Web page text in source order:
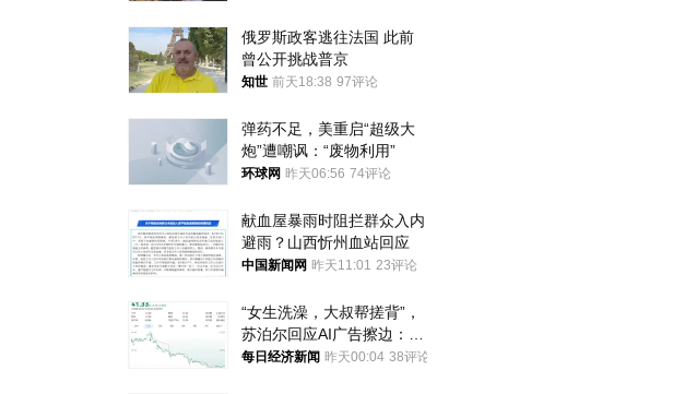
俄罗斯政客逃往法国 此前
曾公开挑战普京
知世 前天18:38 97评论
弹药不足，美重启“超级大
炮”遭嘲讽：“废物利用”
环球网 昨天06:56 74评论
献血屋暴雨时阻拦群众入内
避雨？山西忻州血站回应
中国新闻网 昨天11:01 23评论
“女生洗澡，大叔帮搓背”，
苏泊尔回应AI广告擦边：视
频全下架，已强化内容管理
每日经济新闻 昨天00:04 38评论